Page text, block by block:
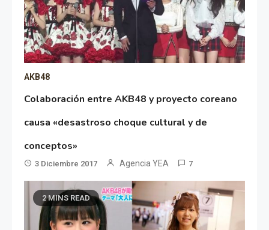
AKB48
Colaboración entre AKB48 y proyecto coreano
causa «desastroso choque cultural y de
conceptos»
3 Diciembre 2017 Agencia YEA 7
2 MINS READ